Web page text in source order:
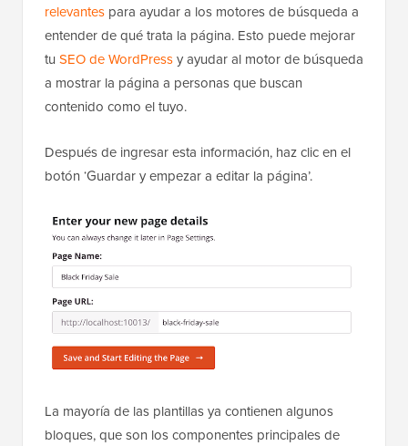
relevantes para ayudar a los motores de búsqueda a
entender de qué trata la página. Esto puede mejorar
tu SEO de WordPressy ayudar al motor de búsqueda
a mostrar la página a personas que buscan
contenido como el tuyo.
Después de ingresar esta información, haz clic en el
botón ‘Guardar y empezar a editar la página’.
La mayoría de las plantillas ya contienen algunos
bloques, que son los componentes principales de